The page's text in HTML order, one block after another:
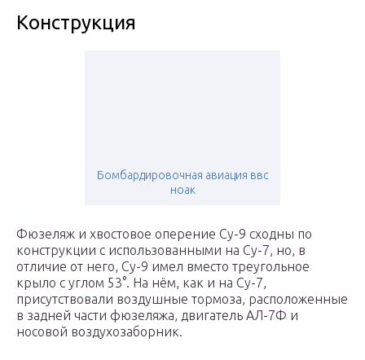
Конструкция
Бомбардировочная авиация ввс
ноак
Фюзеляж и хвостовое оперение Су-9 сходны по
конструкции с использованными на Су-7, но, в
отличие от него, Су-9 имел вместо треугольное
крыло с углом 53°. На нём, как и на Су-7,
присутствовали воздушные тормоза, расположенные
в задней части фюзеляжа, двигатель АЛ-7Ф и
носовой воздухозаборник.